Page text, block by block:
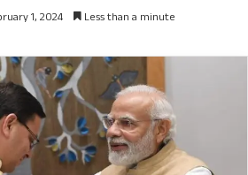
1, 2024 Less than a minute